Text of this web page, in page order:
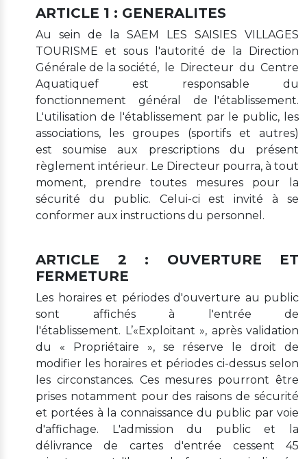
ARTICLE 1 : GENERALITES
Au sein de la SAEM LES SAISIES VILLAGES
TOURISME et sous l'autorité de la Direction
Générale de la société, le Directeur du Centre
Aquatiquef est responsable du
fonctionnement général de l'établissement.
L'utilisation de l'établissement par le public, les
associations, les groupes (sportifs et autres)
est soumise aux prescriptions du présent
règlement intérieur. Le Directeur pourra, à tout
moment, prendre toutes mesures pour la
sécurité du public. Celui-ci est invité à se
conformer aux instructions du personnel.
ARTICLE 2 : OUVERTURE ET
FERMETURE
Les horaires et périodes d'ouverture au public
sont affichés à l'entrée de
l'établissement. L’«Exploitant », après validation
du « Propriétaire », se réserve le droit de
modifier les horaires et périodes ci-dessus selon
les circonstances. Ces mesures pourront être
prises notamment pour des raisons de sécurité
et portées à la connaissance du public par voie
d'affichage. L'admission du public et la
délivrance de cartes d'entrée cessent 45